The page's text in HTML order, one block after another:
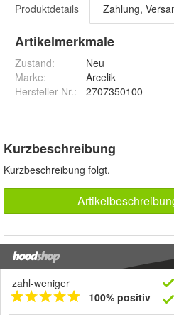
Produktdetails Zahlung,
Artikelmerkmale
Zustand:
Neu
Marke:
Arcelik
Hersteller Nr.:
2707350100
Kurzbeschreibung
Kurzbeschreibung folgt.
zahl-weniger
100% positiv